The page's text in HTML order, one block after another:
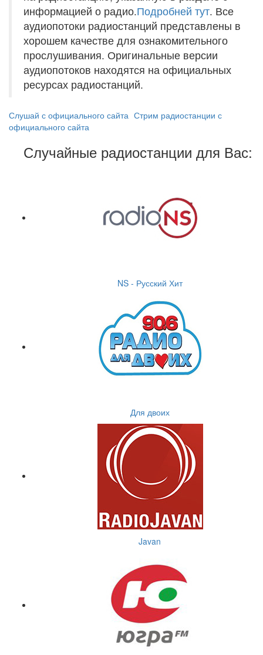
информацией о радио.Подробней тут. Все
аудиопотоки радиостанций представлены в
хорошем качестве для ознакомительного
прослушивания. Оригинальные версии
аудиопотоков находятся на официальных
ресурсах радиостанций.
Слушай с официального сайта Стрим радиостанции с
официального сайта
Случайные радиостанции для Вас:
NS - Русский Хит
Для двоих
Javan